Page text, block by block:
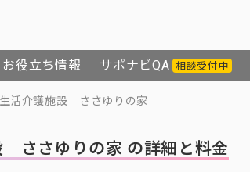
お役立ち情報 サポナビQA 相談受付中
活介護施設 ささゆりの家
ささゆりの家 の詳細と料金